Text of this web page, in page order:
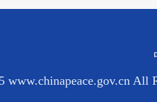
www.chinapeace.gov.cn All